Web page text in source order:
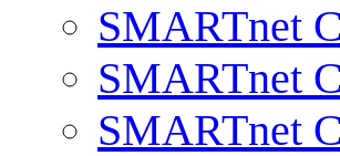
SMARTnet
SMARTnet
SMARTnet